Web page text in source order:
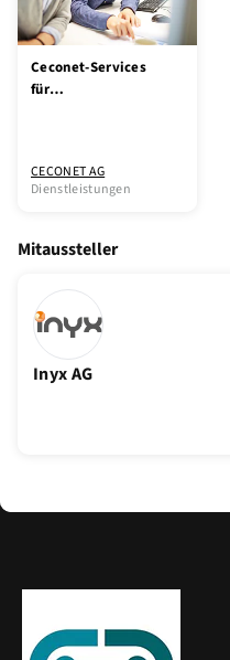
Ceconet-Services
für
CECONET AG
Dienstleistungen
Inyx AG
Mitaussteller